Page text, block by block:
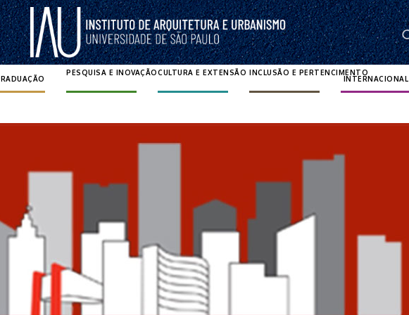
Pesquisar por:
PESQUISA E INOVAÇÃOCULTURA E EXTENSÃO INCLUSÃO E PERTENCIMENTO
INTERNACIONAL